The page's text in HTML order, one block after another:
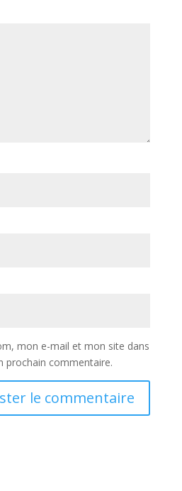
mon e-mail et mon site dans
prochain commentaire.